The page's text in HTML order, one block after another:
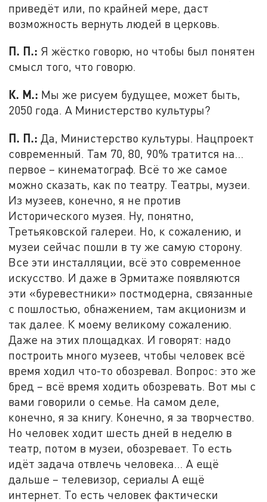
приведёт или, по крайней мере, даст
возможность вернуть людей в церковь.
П. П.: Я жёстко говорю, но чтобы был понятен
смысл того, что говорю.
К. М.: Мы же рисуем будущее, может быть,
2050 года. А Министерство культуры?
П. П.: Да, Министерство культуры. Нацпроект
современный. Там 70, 80, 90% тратится на…
первое – кинематограф. Всё то же самое
можно сказать, как по театру. Театры, музеи.
Из музеев, конечно, я не против
Исторического музея. Ну, понятно,
Третьяковской галереи. Но, к сожалению, и
музеи сейчас пошли в ту же самую сторону.
Все эти инсталляции, всё это современное
искусство. И даже в Эрмитаже появляются
эти «буревестники» постмодерна, связанные
с пошлостью, обнажением, там акционизм и
так далее. К моему великому сожалению.
Даже на этих площадках. И говорят: надо
построить много музеев, чтобы человек всё
время ходил что-то обозревал. Вопрос: это же
бред – всё время ходить обозревать. Вот мы с
вами говорили о семье. На самом деле,
конечно, я за книгу. Конечно, я за творчество.
Но человек ходит шесть дней в неделю в
театр, потом в музеи, обозревает. То есть
идёт задача отвлечь человека… А ещё
дальше – телевизор, сериалы А ещё
интернет. То есть человек фактически